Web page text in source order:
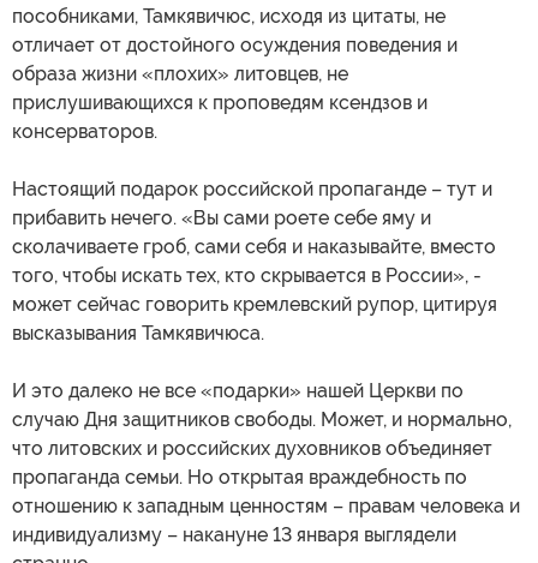
пособниками, Тамкявичюс, исходя из цитаты, не
отличает от достойного осуждения поведения и
образа жизни «плохих» литовцев, не
прислушивающихся к проповедям ксендзов и
консерваторов.
Настоящий подарок российской пропаганде – тут и
прибавить нечего. «Вы сами роете себе яму и
сколачиваете гроб, сами себя и наказывайте, вместо
того, чтобы искать тех, кто скрывается в России», -
может сейчас говорить кремлевский рупор, цитируя
высказывания Тамкявичюса.
И это далеко не все «подарки» нашей Церкви по
случаю Дня защитников свободы. Может, и нормально,
что литовских и российских духовников объединяет
пропаганда семьи. Но открытая враждебность по
отношению к западным ценностям – правам человека и
индивидуализму – накануне 13 января выглядели